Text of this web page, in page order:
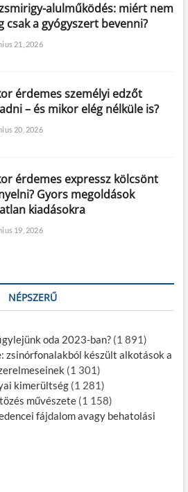
alulműködés: miért nem
csak a gyógyszert bevenni?
21, 2026
érdemes személyi edzőt
– és mikor elég nélküle is?
20, 2026
érdemes expressz kölcsönt
Gyors megoldások
kiadásokra
19, 2026
NÉPSZERŰ
oda 2023-ban? (1 891)
zsinórfonalakból készült alkotások a
(1 301)
kimerültség (1 281)
művészete (1 158)
fájdalom avagy behatolási